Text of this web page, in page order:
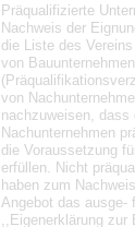
Präqualifizierte
Nachweis der
die Liste des
von Bauunternehmen
von
nachzuweisen, dass
Nachunternehmen
die Voraussetzung
erfüllen. Nicht
haben zum
Angebot das ausge-
,,Eigenerklärung